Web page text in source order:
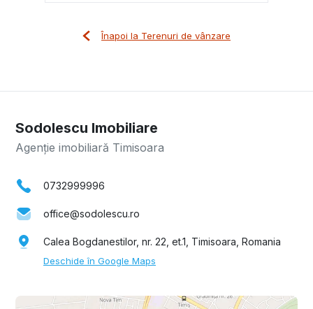
Înapoi la Terenuri de vânzare
Sodolescu Imobiliare
Agenție imobiliară Timisoara
0732999996
office@sodolescu.ro
Calea Bogdanestilor, nr. 22, et.1, Timisoara, Romania
Deschide în Google Maps